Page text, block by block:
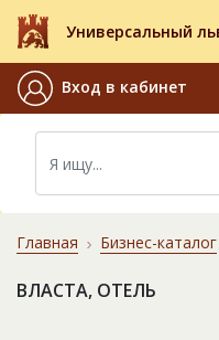
Универсальный
Вход в кабинет
Главная Бизнес-каталог
ВЛАСТА, ОТЕЛЬ